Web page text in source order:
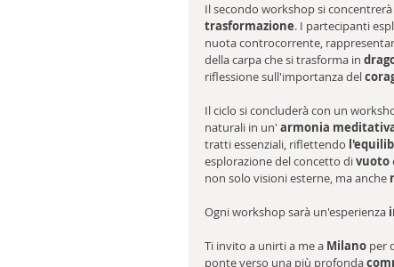
Il secondo workshop si
trasformazione. I partecipanti
nuota controcorrente,
della carpa che si trasforma in
riflessione sull'importanza del
Il ciclo si concluderà con un
naturali in un' armonia
tratti essenziali, riflettendo
esplorazione del concetto di vuoto
non solo visioni esterne, ma anche
Ogni workshop sarà un'esperienza
Ti invito a unirti a me a Milano per
ponte verso una più profonda